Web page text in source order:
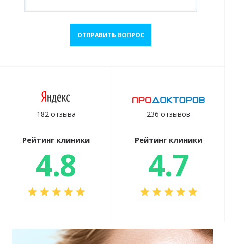
ОТПРАВИТЬ ВОПРОС
182 отзыва
Рейтинг клиники
4.8
236 отзывов
Рейтинг клиники
4.7